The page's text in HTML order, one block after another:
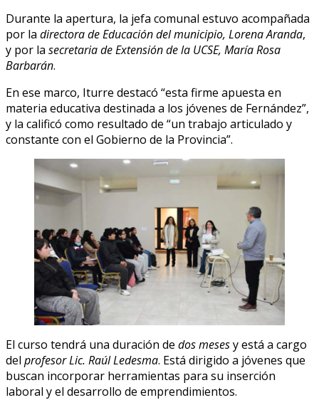
Durante la apertura, la jefa comunal estuvo acompañada
por la directora de Educación del municipio, Lorena Aranda,
y por la secretaria de Extensión de la UCSE, María Rosa
Barbarán.
En ese marco, Iturre destacó “esta firme apuesta en
materia educativa destinada a los jóvenes de Fernández”,
y la calificó como resultado de “un trabajo articulado y
constante con el Gobierno de la Provincia”.
El curso tendrá una duración de dos mesesy está a cargo
del profesor Lic. Raúl Ledesma. Está dirigido a jóvenes que
buscan incorporar herramientas para su inserción
laboral y el desarrollo de emprendimientos.